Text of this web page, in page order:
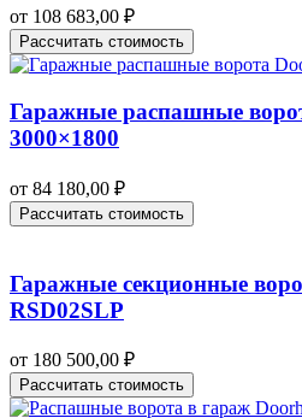
от 108 683,00 ₽
Рассчитать стоимость
Гаражные распашные
3000×1800
от 84 180,00 ₽
Рассчитать стоимость
Гаражные секционные
RSD02SLP
от 180 500,00 ₽
Рассчитать стоимость